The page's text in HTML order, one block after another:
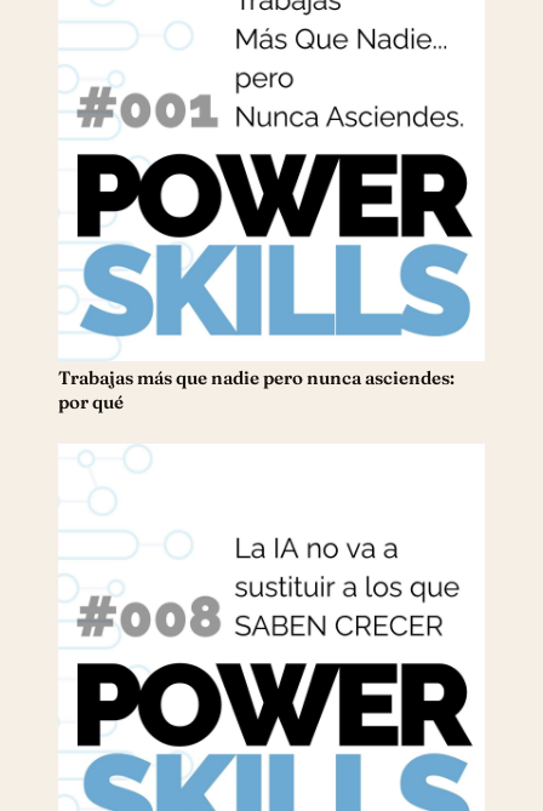
Trabajas más que nadie pero nunca asciendes:
por qué